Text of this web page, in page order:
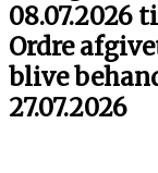
08.07.2026
Ordre
blive
27.07.2026